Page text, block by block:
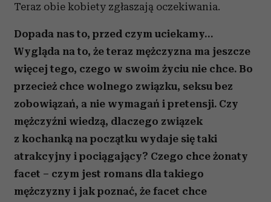
Teraz obie kobiety zgłaszają oczekiwania.
Dopada nas to, przed czym uciekamy…
Wygląda na to, że teraz mężczyzna ma jeszcze
więcej tego, czego w swoim życiu nie chce. Bo
przecież chce wolnego związku, seksu bez
zobowiązań, a nie wymagań i pretensji. Czy
mężczyźni wiedzą, dlaczego związek
z kochanką na początku wydaje się taki
atrakcyjny i pociągający? Czego chce żonaty
facet – czym jest romans dla takiego
mężczyzny i jak poznać, że facet chce